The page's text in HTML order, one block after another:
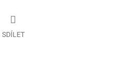
SDÍLET